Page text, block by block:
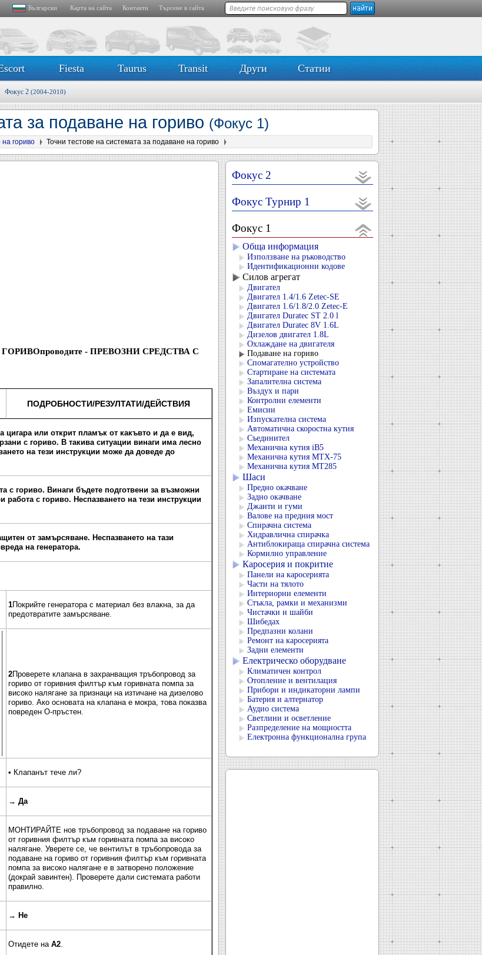
Български Карта на сайта Контакти Търсене в сайта
Fiesta Taurus Transit Други Статии
Фокус 2 (2004-2010)
за подаване на гориво (Фокус 1)
гориво Точни тестове на системата за подаване на гориво
- ПРЕВОЗНИ СРЕДСТВА С
ПОДРОБНОСТИ/РЕЗУЛТАТИ/ДЕЙСТВИЯ
или открит пламък от какъвто и да е вид,
с гориво. В такива ситуации винаги има лесно
на тези инструкции може да доведе до
гориво. Винаги бъдете подготвени за възможни
с гориво. Неспазването на тези инструкции
от замърсяване. Неспазването на тази
на генератора.
1Покрийте генератора с материал без влакна, за да
предотвратите замърсяване.
2Проверете клапана в захранващия тръбопровод за
гориво от горивния филтър към горивната помпа за
високо налягане за признаци на изтичане на дизелово
гориво. Ако основата на клапана е мокра, това показва
повреден О-пръстен.
• Клапанът тече ли?
→ Да
МОНТИРАЙТЕ нов тръбопровод за подаване на гориво
от горивния филтър към горивната помпа за високо
налягане. Уверете се, че вентилът в тръбопровода за
подаване на гориво от горивния филтър към горивната
помпа за високо налягане е в затворено положение
(докрай завинтен). Проверете дали системата работи
правилно.
→ Не
Отидете на A2.
Фокус 2
Фокус Турнир 1
Фокус 1
Обща информация
Използване на ръководство
Идентификационни кодове
Силов агрегат
Двигател
Двигател 1.4/1.6 Zetec-SE
Двигател 1.6/1.8/2.0 Zetec-E
Двигател Duratec ST 2.0 l
Двигател Duratec 8V 1.6L
Дизелов двигател 1.8L
Охлаждане на двигателя
Подаване на гориво
Спомагателно устройство
Стартиране на системата
Запалителна система
Въздух и пари
Контролни елементи
Емисии
Изпускателна система
Автоматична скоростна кутия
Съединител
Механична кутия iB5
Механична кутия MTX-75
Механична кутия MT285
Шаси
Предно окачване
Задно окачване
Джанти и гуми
Валове на предния мост
Спирачна система
Хидравлична спирачка
Антиблокираща спирачна система
Кормилно управление
Каросерия и покритие
Панели на каросерията
Части на тялото
Интериорни елементи
Стъкла, рамки и механизми
Чистачки и шайби
Шибедах
Предпазни колани
Ремонт на каросерията
Задни елементи
Електрическо оборудване
Климатичен контрол
Отопление и вентилация
Прибори и индикаторни лампи
Батерия и алтернатор
Аудио система
Светлини и осветление
Разпределение на мощността
Електронна функционална група